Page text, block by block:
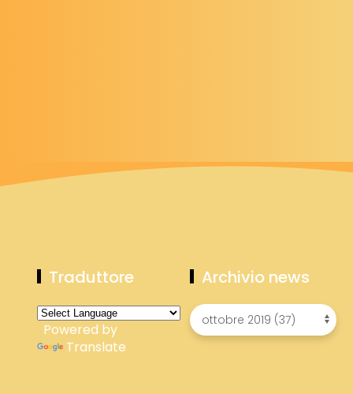
Traduttore
Powered by
Translate
Archivio news